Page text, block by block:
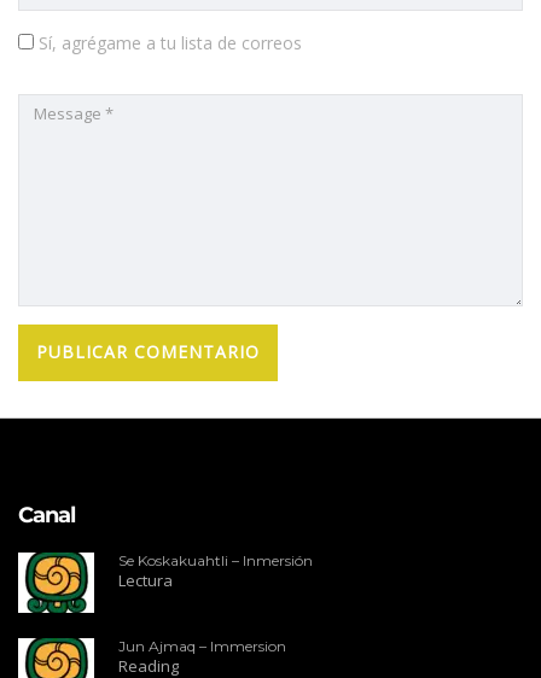
Sí, agrégame a tu lista de correos
Canal
Se Koskakuahtli – Inmersión
Lectura
Jun Ajmaq – Immersion
Reading